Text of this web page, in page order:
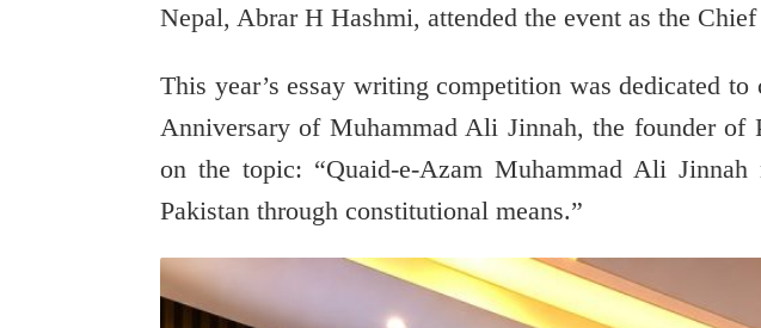
Nepal, Abrar H Hashmi, attended the event as the
This year’s essay writing competition was dedicated
Anniversary of Muhammad Ali Jinnah, the founder of
on the topic: “Quaid-e-Azam Muhammad Ali Jinnah
Pakistan through constitutional means.”